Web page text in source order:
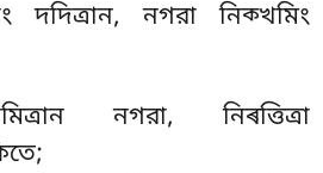
দদিত্ৰান, নগরা নিক্খমিং
নগরা, নিৰত্তিত্ৰা